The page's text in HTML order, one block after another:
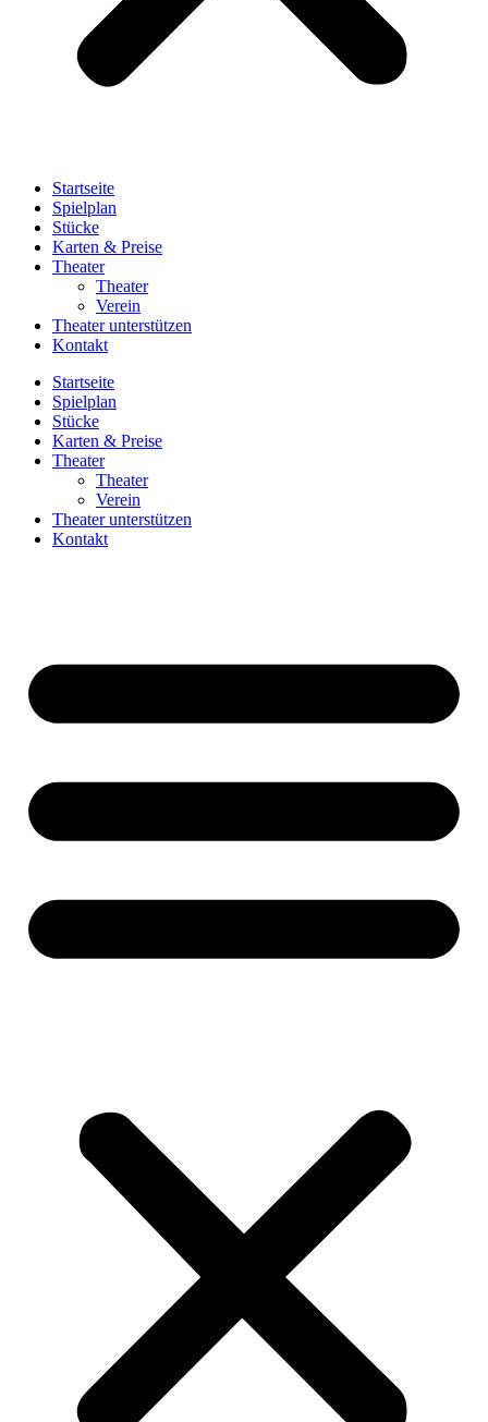
Startseite
Spielplan
Stücke
Karten & Preise
Theater
Theater
Verein
Theater unterstützen
Kontakt
Startseite
Spielplan
Stücke
Karten & Preise
Theater
Theater
Verein
Theater unterstützen
Kontakt